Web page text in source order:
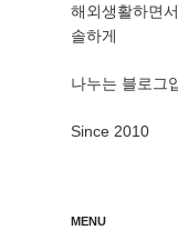
해외생활하면
솔하게
나누는 블로그
Since 2010
MENU